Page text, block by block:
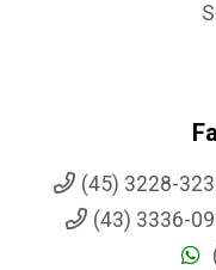
(45) 3228-
(43) 3336-